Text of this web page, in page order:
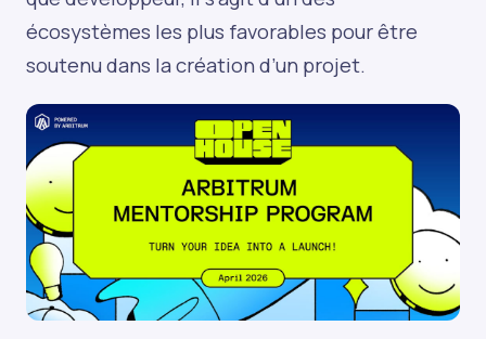
écosystèmes les plus favorables pour être
soutenu dans la création d’un projet.